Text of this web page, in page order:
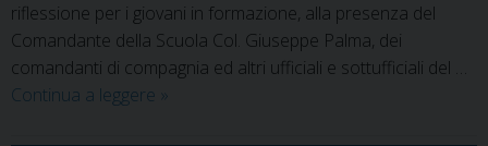
riflessione per i giovani in formazione, alla presenza del
Comandante della Scuola Col. Giuseppe Palma, dei
comandanti di compagnia ed altri ufficiali e sottufficiali del …
Continua a leggere L’Ordinario
»